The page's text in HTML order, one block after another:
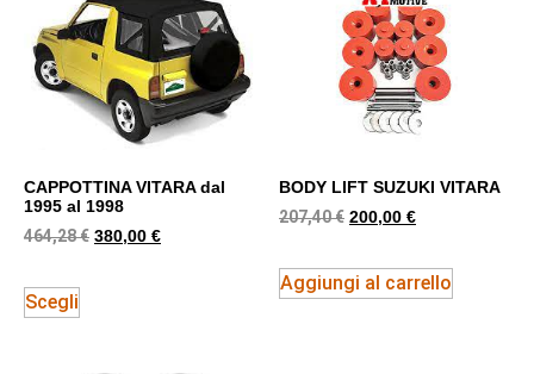
CAPPOTTINA VITARA dal
1995 al 1998
464,28€ 380,00 €
Scegli
BODY LIFT SUZUKI VITARA
207,40€ 200,00 €
Aggiungi al carrello